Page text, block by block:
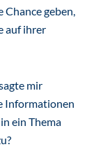
geben,
auf ihrer
mir
Informationen
ein Thema